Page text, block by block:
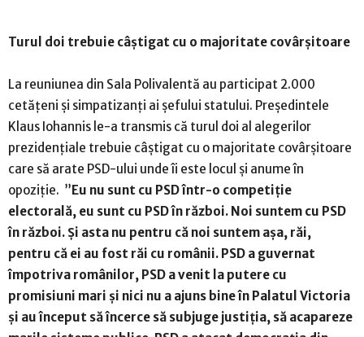
Turul doi trebuie câştigat cu o majoritate covârşitoare
La reuniunea din Sala Polivalentă au participat 2.000
cetățeni și simpatizanți ai șefului statului. Preşedintele
Klaus Iohannis le-a transmis că turul doi al alegerilor
prezidenţiale trebuie câştigat cu o majoritate covârşitoare
care să arate PSD-ului unde îi este locul şi anume în
opoziţie. ” Eu nu sunt cu PSD într-o competiție
electorală, eu sunt cu PSD în război. Noi suntem cu PSD
în război. Și asta nu pentru că noi suntem așa, răi,
pentru că ei au fost răi cu românii. PSD a guvernat
împotriva românilor, PSD a venit la putere cu
promisiuni mari și nici nu a ajuns bine în Palatul Victoria
și au început să încerce să subjuge justiția, să acapareze